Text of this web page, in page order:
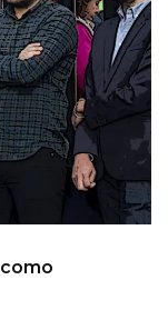
como